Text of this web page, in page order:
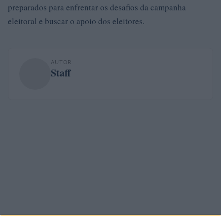
preparados para enfrentar os desafios da campanha
eleitoral e buscar o apoio dos eleitores.
AUTOR
Staff